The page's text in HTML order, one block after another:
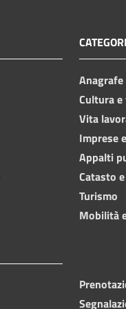
Cultura
Vita
Imprese
Appalti
Catasto
Turismo
Mobilità